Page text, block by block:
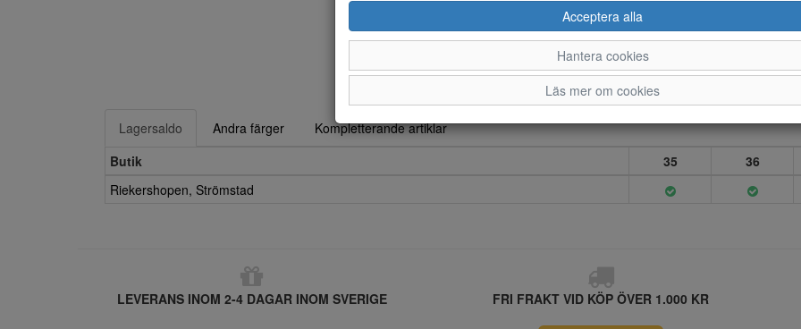
Vattentät
Material
Lagersaldo Andra färger
Kompletterande artiklar
Butik
35 36
Riekershopen, Strömstad
LEVERANS INOM 2-4 DAGAR INOM SVERIGE FRI FRAKT VID KÖP ÖVER 1.000 KR
Acceptera alla
Hantera cookies
Läs mer om cookies